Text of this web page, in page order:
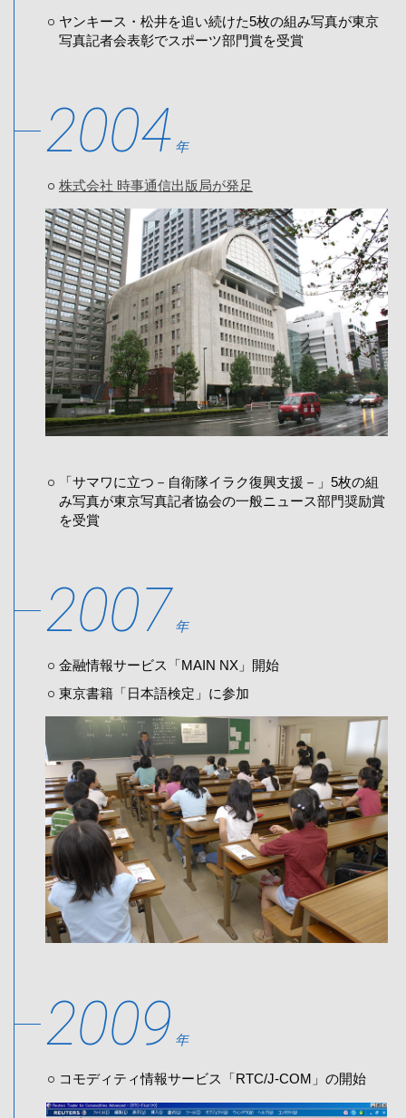
ヤンキース・松井を追い続けた5枚の組み写真が東京
写真記者会表彰でスポーツ部門賞を受賞
2004 年
株式会社 時事通信出版局が発足
「サマワに立つ－自衛隊イラク復興支援－」5枚の組
み写真が東京写真記者協会の一般ニュース部門奨励賞
を受賞
2007 年
金融情報サービス「MAIN NX」開始
東京書籍「日本語検定」に参加
2009 年
コモディティ情報サービス「RTC/J-COM」の開始